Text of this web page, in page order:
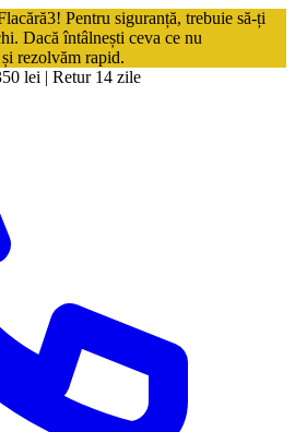
Pentru siguranță, trebuie să-ți
Dacă întâlnești ceva ce nu
rezolvăm rapid.
lei | Retur 14 zile